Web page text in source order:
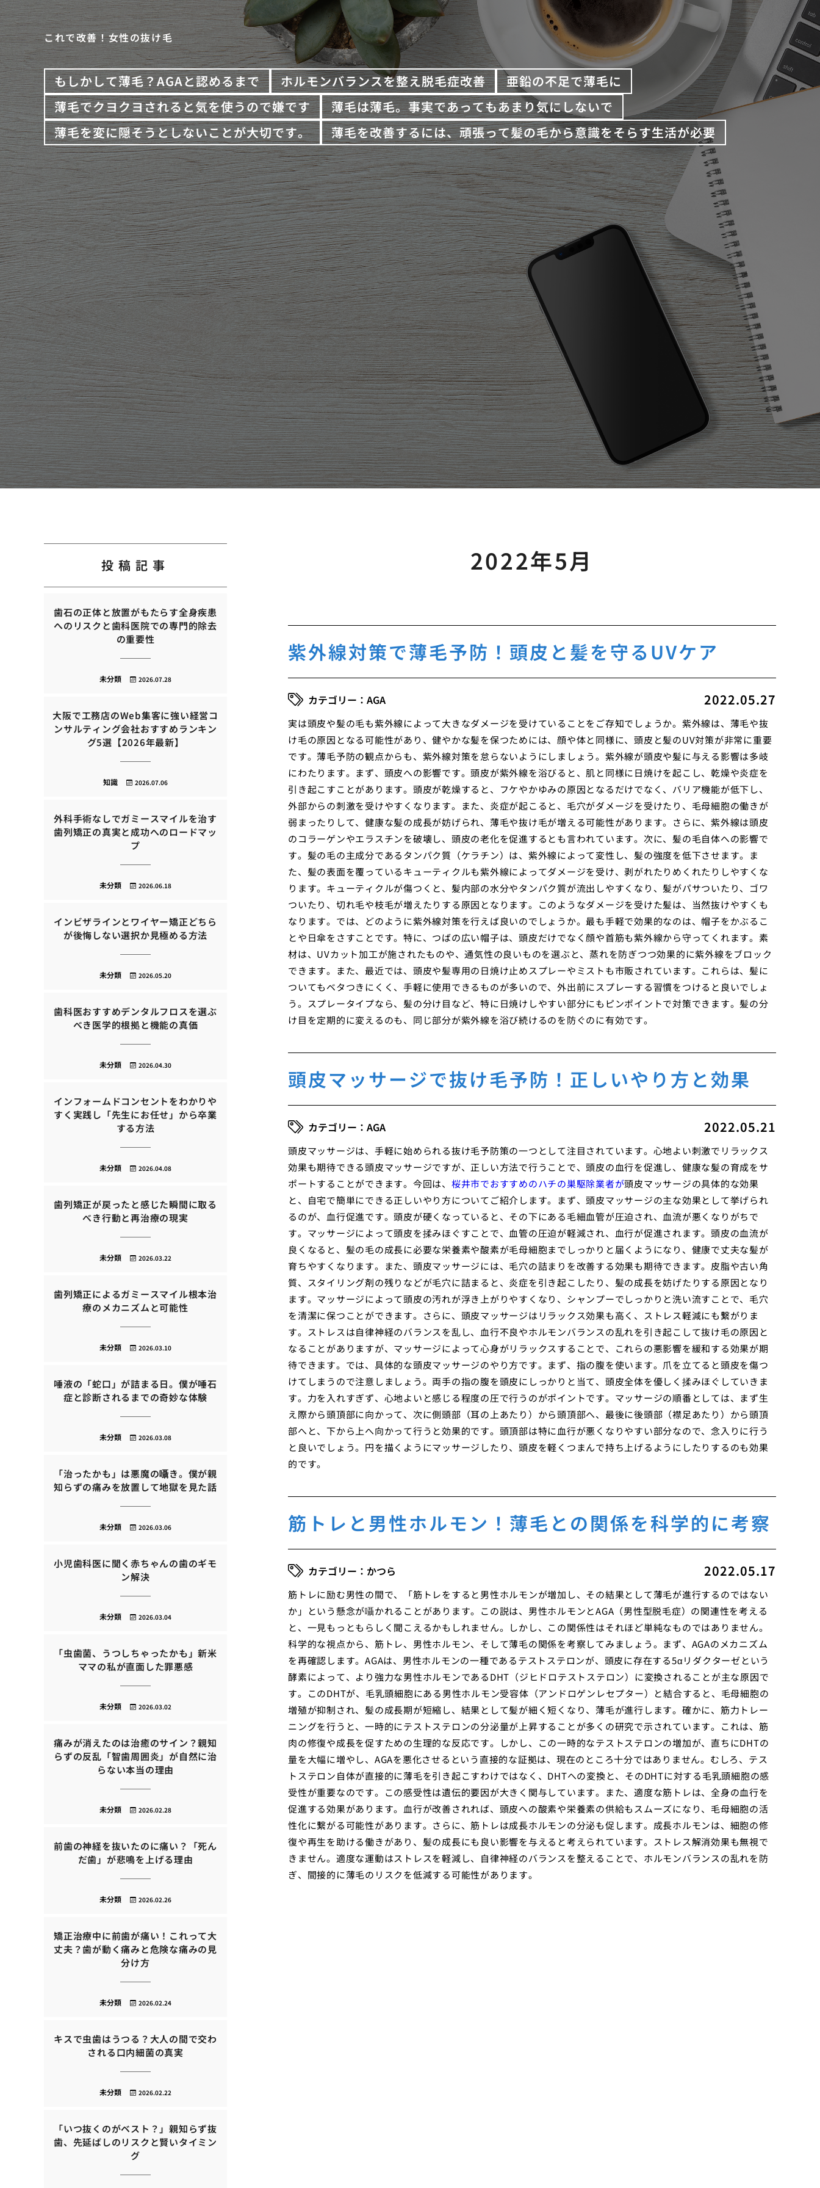
これで改善！女性の抜け毛
もしかして薄毛？AGAと認めるまで ホルモンバランスを整え脱毛症改善
亜鉛の不足で薄毛に
薄毛でクヨクヨされると気を使うので嫌です
薄毛は薄毛。事実であってもあまり気にしないで
薄毛を変に隠そうとしないことが大切です。
薄毛を改善するには、頑張って髪の毛から意識をそらす生活が必要
2022年5月
紫外線対策で薄毛予防！頭皮と髪を守るUVケア
2022.05.27
AGA
実は頭皮や髪の毛も紫外線によって大きなダメージを受けていることをご存知でしょうか。紫外線は、薄毛や抜
け毛の原因となる可能性があり、健やかな髪を保つためには、顔や体と同様に、頭皮と髪のUV対策が非常に重要
です。薄毛予防の観点からも、紫外線対策を怠らないようにしましょう。紫外線が頭皮や髪に与える影響は多岐
にわたります。まず、頭皮への影響です。頭皮が紫外線を浴びると、肌と同様に日焼けを起こし、乾燥や炎症を
引き起こすことがあります。頭皮が乾燥すると、フケやかゆみの原因となるだけでなく、バリア機能が低下し、
外部からの刺激を受けやすくなります。また、炎症が起こると、毛穴がダメージを受けたり、毛母細胞の働きが
弱まったりして、健康な髪の成長が妨げられ、薄毛や抜け毛が増える可能性があります。さらに、紫外線は頭皮
のコラーゲンやエラスチンを破壊し、頭皮の老化を促進するとも言われています。次に、髪の毛自体への影響で
す。髪の毛の主成分であるタンパク質（ケラチン）は、紫外線によって変性し、髪の強度を低下させます。ま
た、髪の表面を覆っているキューティクルも紫外線によってダメージを受け、剥がれたりめくれたりしやすくな
ります。キューティクルが傷つくと、髪内部の水分やタンパク質が流出しやすくなり、髪がパサついたり、ゴワ
ついたり、切れ毛や枝毛が増えたりする原因となります。このようなダメージを受けた髪は、当然抜けやすくも
なります。では、どのように紫外線対策を行えば良いのでしょうか。最も手軽で効果的なのは、帽子をかぶるこ
とや日傘をさすことです。特に、つばの広い帽子は、頭皮だけでなく顔や首筋も紫外線から守ってくれます。素
材は、UVカット加工が施されたものや、通気性の良いものを選ぶと、蒸れを防ぎつつ効果的に紫外線をブロック
できます。また、最近では、頭皮や髪専用の日焼け止めスプレーやミストも市販されています。これらは、髪に
ついてもベタつきにくく、手軽に使用できるものが多いので、外出前にスプレーする習慣をつけると良いでしょ
う。スプレータイプなら、髪の分け目など、特に日焼けしやすい部分にもピンポイントで対策できます。髪の分
け目を定期的に変えるのも、同じ部分が紫外線を浴び続けるのを防ぐのに有効です。
頭皮マッサージで抜け毛予防！正しいやり方と効果
2022.05.21
AGA
頭皮マッサージは、手軽に始められる抜け毛予防策の一つとして注目されています。心地よい刺激でリラックス
効果も期待できる頭皮マッサージですが、正しい方法で行うことで、頭皮の血行を促進し、健康な髪の育成をサ
ポートすることができます。今回は、 桜井市でおすすめのハチの巣駆除業者が頭皮マッサージの具体的な効果
と、自宅で簡単にできる正しいやり方についてご紹介します。まず、頭皮マッサージの主な効果として挙げられ
るのが、血行促進です。頭皮が硬くなっていると、その下にある毛細血管が圧迫され、血流が悪くなりがちで
す。マッサージによって頭皮を揉みほぐすことで、血管の圧迫が軽減され、血行が促進されます。頭皮の血流が
良くなると、髪の毛の成長に必要な栄養素や酸素が毛母細胞までしっかりと届くようになり、健康で丈夫な髪が
育ちやすくなります。また、頭皮マッサージには、毛穴の詰まりを改善する効果も期待できます。皮脂や古い角
質、スタイリング剤の残りなどが毛穴に詰まると、炎症を引き起こしたり、髪の成長を妨げたりする原因となり
ます。マッサージによって頭皮の汚れが浮き上がりやすくなり、シャンプーでしっかりと洗い流すことで、毛穴
を清潔に保つことができます。さらに、頭皮マッサージはリラックス効果も高く、ストレス軽減にも繋がりま
す。ストレスは自律神経のバランスを乱し、血行不良やホルモンバランスの乱れを引き起こして抜け毛の原因と
なることがありますが、マッサージによって心身がリラックスすることで、これらの悪影響を緩和する効果が期
待できます。では、具体的な頭皮マッサージのやり方です。まず、指の腹を使います。爪を立てると頭皮を傷つ
けてしまうので注意しましょう。両手の指の腹を頭皮にしっかりと当て、頭皮全体を優しく揉みほぐしていきま
す。力を入れすぎず、心地よいと感じる程度の圧で行うのがポイントです。マッサージの順番としては、まず生
え際から頭頂部に向かって、次に側頭部（耳の上あたり）から頭頂部へ、最後に後頭部（襟足あたり）から頭頂
部へと、下から上へ向かって行うと効果的です。頭頂部は特に血行が悪くなりやすい部分なので、念入りに行う
と良いでしょう。円を描くようにマッサージしたり、頭皮を軽くつまんで持ち上げるようにしたりするのも効果
的です。
筋トレと男性ホルモン！薄毛との関係を科学的に考察
2022.05.17
かつら
筋トレに励む男性の間で、「筋トレをすると男性ホルモンが増加し、その結果として薄毛が進行するのではない
か」という懸念が囁かれることがあります。この説は、男性ホルモンとAGA（男性型脱毛症）の関連性を考える
と、一見もっともらしく聞こえるかもしれません。しかし、この関係性はそれほど単純なものではありません。
科学的な視点から、筋トレ、男性ホルモン、そして薄毛の関係を考察してみましょう。まず、AGAのメカニズム
を再確認します。AGAは、男性ホルモンの一種であるテストステロンが、頭皮に存在する5αリダクターゼという
酵素によって、より強力な男性ホルモンであるDHT（ジヒドロテストステロン）に変換されることが主な原因で
す。このDHTが、毛乳頭細胞にある男性ホルモン受容体（アンドロゲンレセプター）と結合すると、毛母細胞の
増殖が抑制され、髪の成長期が短縮し、結果として髪が細く短くなり、薄毛が進行します。確かに、筋力トレー
ニングを行うと、一時的にテストステロンの分泌量が上昇することが多くの研究で示されています。これは、筋
肉の修復や成長を促すための生理的な反応です。しかし、この一時的なテストステロンの増加が、直ちにDHTの
量を大幅に増やし、AGAを悪化させるという直接的な証拠は、現在のところ十分ではありません。むしろ、テス
トステロン自体が直接的に薄毛を引き起こすわけではなく、DHTへの変換と、そのDHTに対する毛乳頭細胞の感
受性が重要なのです。この感受性は遺伝的要因が大きく関与しています。また、適度な筋トレは、全身の血行を
促進する効果があります。血行が改善されれば、頭皮への酸素や栄養素の供給もスムーズになり、毛母細胞の活
性化に繋がる可能性があります。さらに、筋トレは成長ホルモンの分泌も促します。成長ホルモンは、細胞の修
復や再生を助ける働きがあり、髪の成長にも良い影響を与えると考えられています。ストレス解消効果も無視で
きません。適度な運動はストレスを軽減し、自律神経のバランスを整えることで、ホルモンバランスの乱れを防
ぎ、間接的に薄毛のリスクを低減する可能性があります。
投稿記事
歯石の正体と放置がもたらす全身疾患
へのリスクと歯科医院での専門的除去
の重要性
2026.07.28
未分類
大阪で工務店のWeb集客に強い経営コ
ンサルティング会社おすすめランキン
グ5選【2026年最新】
2026.07.06
知識
外科手術なしでガミースマイルを治す
歯列矯正の真実と成功へのロードマッ
プ
2026.06.18
未分類
インビザラインとワイヤー矯正どちら
が後悔しない選択か見極める方法
2026.05.20
未分類
歯科医おすすめデンタルフロスを選ぶ
べき医学的根拠と機能の真価
2026.04.30
未分類
インフォームドコンセントをわかりや
すく実践し「先生にお任せ」から卒業
する方法
2026.04.08
未分類
歯列矯正が戻ったと感じた瞬間に取る
べき行動と再治療の現実
2026.03.22
未分類
歯列矯正によるガミースマイル根本治
療のメカニズムと可能性
2026.03.10
未分類
唾液の「蛇口」が詰まる日。僕が唾石
症と診断されるまでの奇妙な体験
2026.03.08
未分類
「治ったかも」は悪魔の囁き。僕が親
知らずの痛みを放置して地獄を見た話
2026.03.06
未分類
小児歯科医に聞く赤ちゃんの歯のギモ
ン解決
2026.03.04
未分類
「虫歯菌、うつしちゃったかも」新米
ママの私が直面した罪悪感
2026.03.02
未分類
痛みが消えたのは治癒のサイン？親知
らずの反乱「智歯周囲炎」が自然に治
らない本当の理由
2026.02.28
未分類
前歯の神経を抜いたのに痛い？「死ん
だ歯」が悲鳴を上げる理由
2026.02.26
未分類
矯正治療中に前歯が痛い！これって大
丈夫？歯が動く痛みと危険な痛みの見
分け方
2026.02.24
未分類
キスで虫歯はうつる？大人の間で交わ
される口内細菌の真実
2026.02.22
未分類
「いつ抜くのがベスト？」親知らず抜
歯、先延ばしのリスクと賢いタイミン
グ